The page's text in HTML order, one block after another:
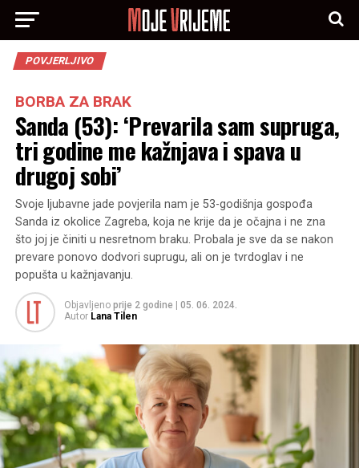
POVJERLJIVO
BORBA ZA BRAK
Sanda (53): ‘Prevarila sam supruga,
tri godine me kažnjava i spava u
drugoj sobi’
Svoje ljubavne jade povjerila nam je 53-godišnja gospođa
Sanda iz okolice Zagreba, koja ne krije da je očajna i ne zna
što joj je činiti u nesretnom braku. Probala je sve da se nakon
prevare ponovo dodvori suprugu, ali on je tvrdoglav i ne
popušta u kažnjavanju.
Objavljeno prije 2 godine
05. 06. 2024.
Autor Lana Tilen